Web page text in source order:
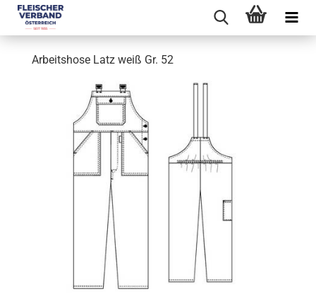
Arbeitshose Latz weiß Gr. 52